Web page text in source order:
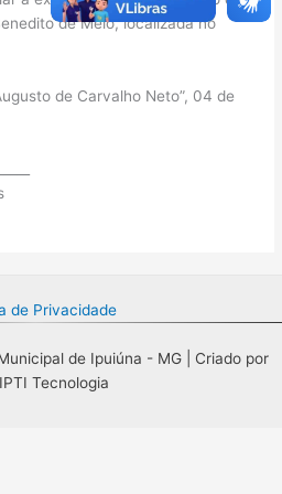
de Melo, localizada no
de Carvalho Neto”, 04 de
de Privacidade
de Ipuiúna - MG | Criado por
Tecnologia